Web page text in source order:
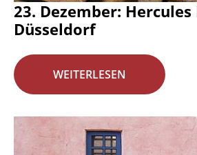
23. Dezember:
Düsseldorf
WEITERLESEN